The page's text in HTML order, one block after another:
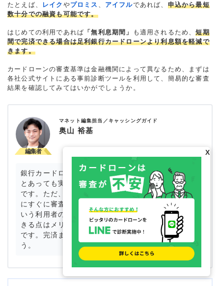
たとえば、 レイク やプロミス アイフルであれば、 申込から最短
数十分での融資も可能です。
はじめての利用であれば 「無利息期間」 も適用されるため、短期
間で完済できる場合は足利銀行カードローンより利息額を軽減で
きます。
カードローンの審査基準は金融機関によって異なるため、まずは
各社公式サイトにある事前診断ツールを利用して、簡易的な審査
結果を確認してみてはいかがでしょうか。
マネット編集担当／キャッシングガイド
奥山 裕基
銀行カードローンの場合、公式サイトに審査が速い
とあっても実際は数日かかるというケースが一般的
です。ただ、足利銀行カードローンの場合は「本当
にすぐに審査結果が出て契約当日に振込された」と
いう利用者の感想が多くあります。容易に借入がで
きる点はメリットですが、借り過ぎには注意が必要
です。完済までの計画を立てて慎重に利用しましょ
う。
X